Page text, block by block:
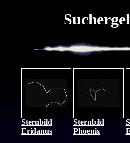
Sternbild
Eridanus
Sternbild
Phoenix